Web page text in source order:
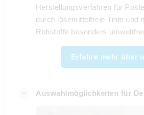
Herstellungsverfahren für
durch lösemittelfreie Tinte und
Rohstoffe besonders
Erfahre mehr über
Auswahlmöglichkeiten für